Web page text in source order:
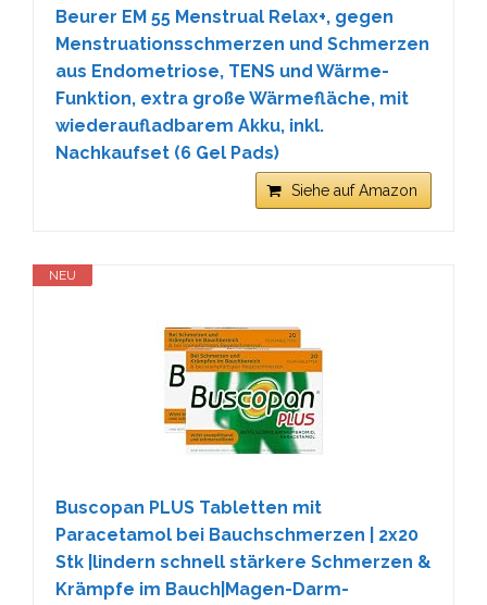
Beurer EM 55 Menstrual Relax+, gegen
Menstruationsschmerzen und Schmerzen
aus Endometriose, TENS und Wärme-
Funktion, extra große Wärmefläche, mit
wiederaufladbarem Akku, inkl.
Nachkaufset (6 Gel Pads)
Siehe auf Amazon
NEU
Buscopan PLUS Tabletten mit
Paracetamol bei Bauchschmerzen | 2x20
Stk |lindern schnell stärkere Schmerzen &
Krämpfe im Bauch|Magen-Darm-